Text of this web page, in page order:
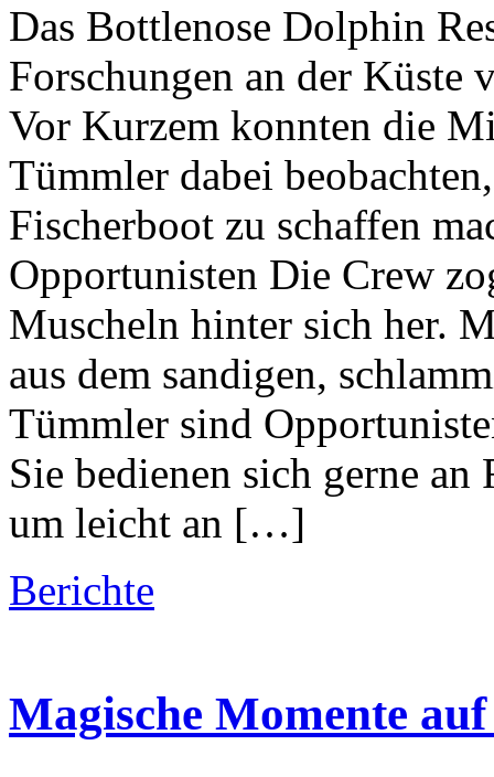
Das Bottlenose Dolphin
Forschungen an der Küste
Vor Kurzem konnten die
Tümmler dabei
Fischerboot zu schaffen
Opportunisten Die Crew
Muscheln hinter sich her.
aus dem sandigen,
Tümmler sind
Sie bedienen sich gerne
um leicht an […]
Berichte
Magische Momente